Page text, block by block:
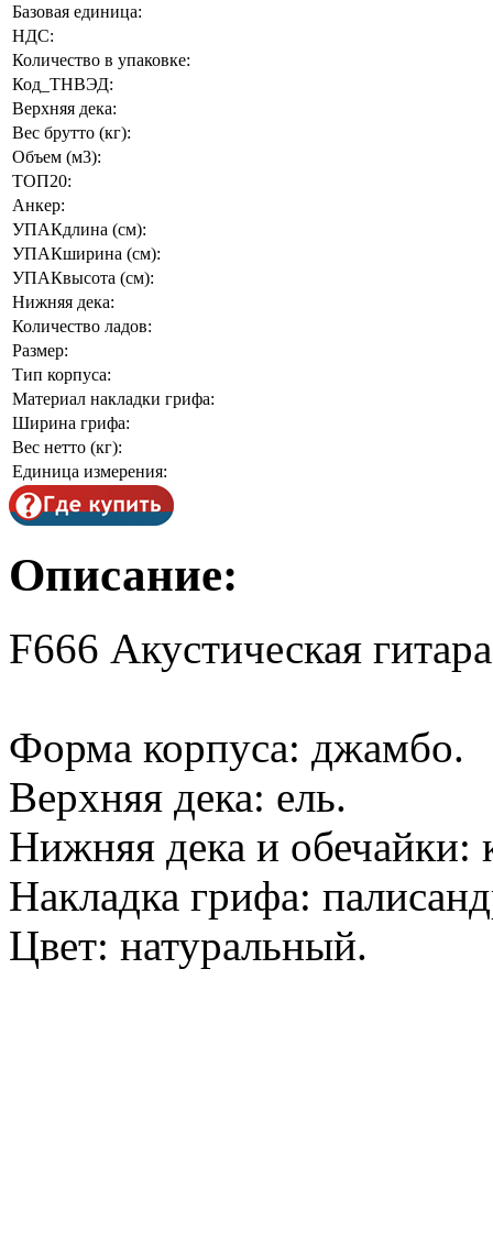
Базовая единица:
НДС:
Количество в упаковке:
Код_ТНВЭД:
Верхняя дека:
Вес брутто (кг):
Объем (м3):
ТОП20:
Анкер:
УПАКдлина (см):
УПАКширина (см):
УПАКвысота (см):
Нижняя дека:
Количество ладов:
Размер:
Тип корпуса:
Материал накладки грифа:
Ширина грифа:
Вес нетто (кг):
Единица измерения:
Описание:
F666 Акустическая
Форма корпуса: джамбо.
Верхняя дека: ель.
Нижняя дека и обечайки:
Накладка грифа:
Цвет: натуральный.